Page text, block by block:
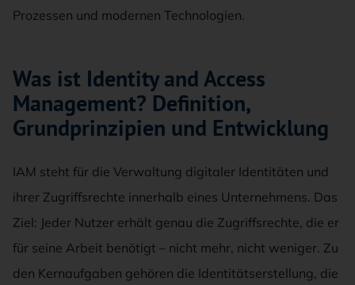
Prozessen und modernen Technologien.
Was ist Identity and Access
Management? Definition,
Grundprinzipien und Entwicklung
IAM steht für die Verwaltung digitaler Identitäten und
ihrer Zugriffsrechte innerhalb eines Unternehmens. Das
Ziel: Jeder Nutzer erhält genau die Zugriffsrechte, die er
für seine Arbeit benötigt – nicht mehr, nicht weniger. Zu
den Kernaufgaben gehören die Identitätserstellung, die